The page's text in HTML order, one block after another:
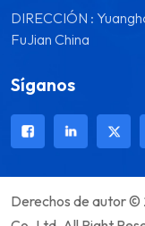
DIRECCIÓN :
FuJian China
Síganos
Derechos de autor ©